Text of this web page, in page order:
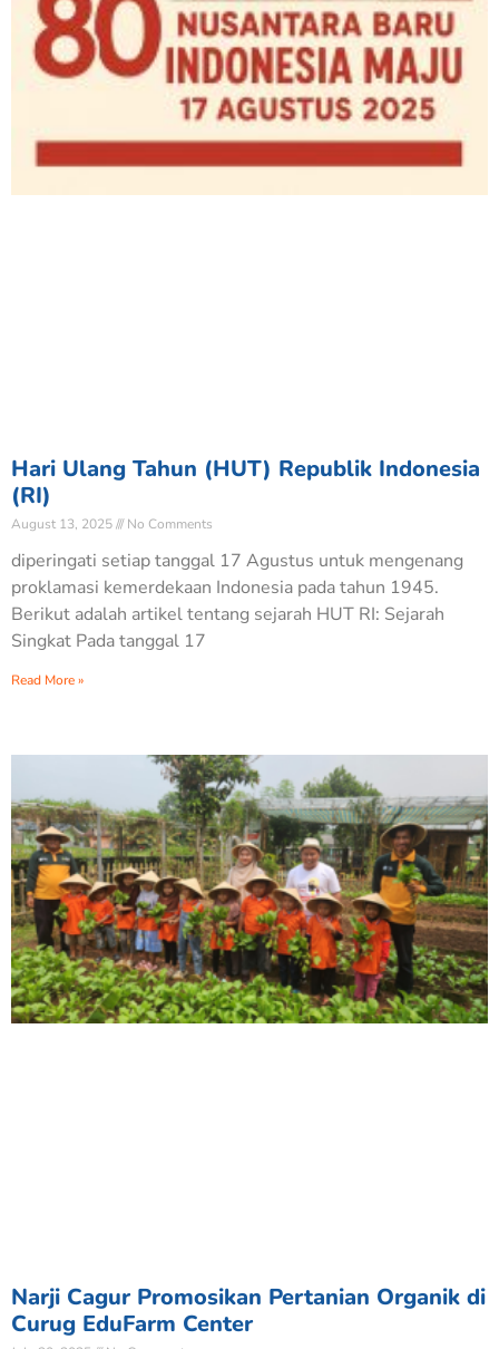
Hari Ulang Tahun (HUT) Republik Indonesia
(RI)
August 13, 2025 No Comments
diperingati setiap tanggal 17 Agustus untuk mengenang
proklamasi kemerdekaan Indonesia pada tahun 1945.
Berikut adalah artikel tentang sejarah HUT RI: Sejarah
Singkat Pada tanggal 17
Read More »
Narji Cagur Promosikan Pertanian Organik di
Curug EduFarm Center